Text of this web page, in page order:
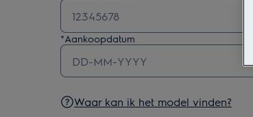
*Aankoopdatum
Waar kan ik het model vinden?